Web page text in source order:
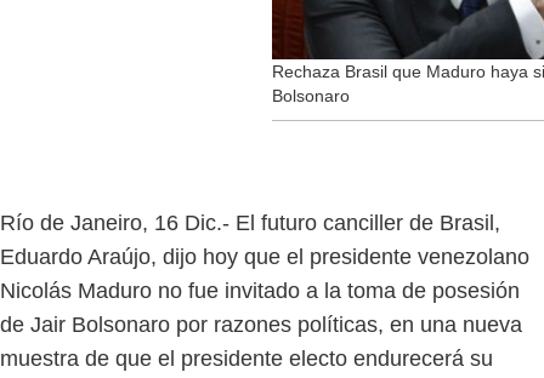
Rechaza Brasil que Maduro haya
Bolsonaro
Río de Janeiro, 16 Dic.- El futuro canciller de Brasil,
Eduardo Araújo, dijo hoy que el presidente venezolano
Nicolás Maduro no fue invitado a la toma de posesión
de Jair Bolsonaro por razones políticas, en una nueva
muestra de que el presidente electo endurecerá su